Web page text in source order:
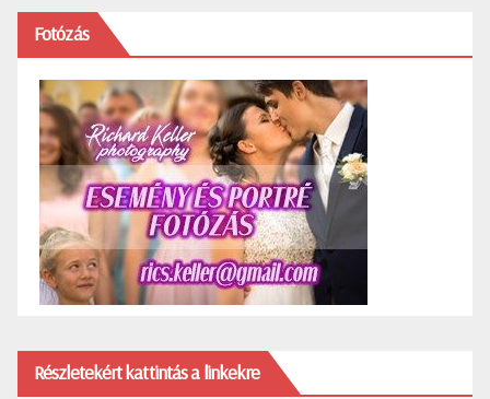
Fotózás
Részletekért kattintás a linkekre